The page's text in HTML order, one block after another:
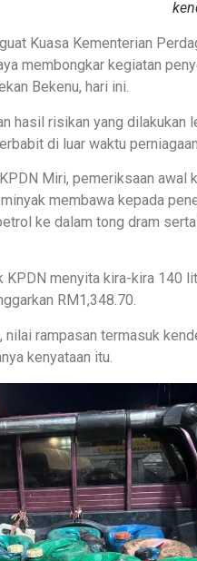
Kuasa Kementerian
membongkar kegiatan
Bekenu, hari ini.
hasil risikan yang dilakukan
di luar waktu perniagaan.
Miri, pemeriksaan awal
membawa kepada
ke dalam tong dram
KPDN menyita kira-kira 140
RM1,348.70.
nilai rampasan termasuk
kenyataan itu.